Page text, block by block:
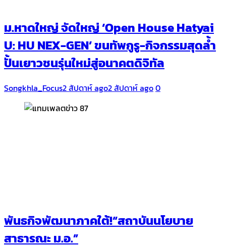
ม.หาดใหญ่ จัดใหญ่ ‘Open House Hatyai
U: HU NEX-GEN’ ขนทัพกูรู-กิจกรรมสุดล้ำ
ปั้นเยาวชนรุ่นใหม่สู่อนาคตดิจิทัล
Songkhla_Focus2 สัปดาห์ ago2 สัปดาห์ ago0
พันธกิจพัฒนาภาคใต้!“สถาบันนโยบาย
สาธารณะ ม.อ.”